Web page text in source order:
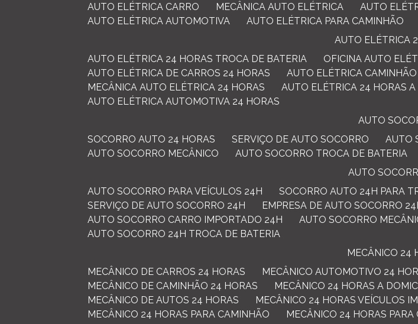
AUTO ELÉTRICA CARRO
MECÂNICA AUTO ELÉTRICA AUTO
AUTO ELÉTRICA AUTOMOTIVA
AUTO ELÉTRICA PARA CAMINHÃO
AUTO ELÉTRICA
AUTO ELÉTRICA 24 HORAS TROCA DE BATERIA
OFICINA AUTO
AUTO ELÉTRICA DE CARROS 24 HORAS
AUTO ELÉTRICA
MECÂNICA AUTO ELÉTRICA 24 HORAS
AUTO ELÉTRICA 24 HORAS
AUTO ELÉTRICA AUTOMOTIVA 24 HORAS
AUTO
SOCORRO AUTO 24 HORAS
SERVIÇO DE AUTO SOCORRO
AUTO SOCORRO MECÂNICO
AUTO SOCORRO TROCA DE BATERIA
AUTO
AUTO SOCORRO PARA VEÍCULOS 24H
SOCORRO AUTO 24H PARA
SERVIÇO DE AUTO SOCORRO 24H
EMPRESA DE AUTO SOCORRO
AUTO SOCORRO CARRO IMPORTADO 24H
AUTO SOCORRO
AUTO SOCORRO 24H TROCA DE BATERIA
MECÂNICO 24
MECÂNICO DE CARROS 24 HORAS
MECÂNICO AUTOMOTIVO 24
MECÂNICO DE CAMINHÃO 24 HORAS
MECÂNICO 24 HORAS A
MECÂNICO DE AUTOS 24 HORAS
MECÂNICO 24 HORAS VEÍCULOS
MECÂNICO 24 HORAS PARA CAMINHÃO
MECÂNICO 24 HORAS